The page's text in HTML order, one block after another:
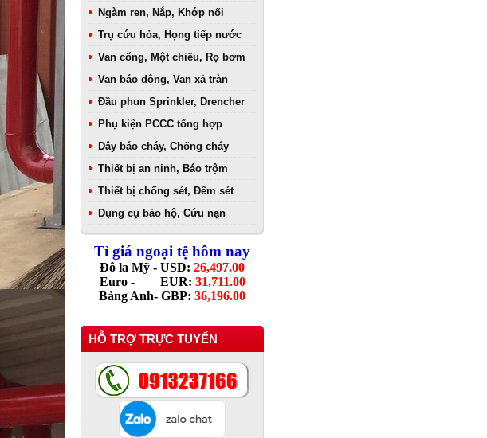
Ngàm ren, Nắp, Khớp nối
Trụ cứu hỏa, Họng tiếp nước
Van cổng, Một chiều, Rọ bơm
Van báo động, Van xả tràn
Đầu phun Sprinkler, Drencher
Phụ kiện PCCC tổng hợp
Dây báo cháy, Chống cháy
Thiết bị an ninh, Báo trộm
Thiết bị chống sét, Đếm sét
Dụng cụ bảo hộ, Cứu nạn
Tỉ giá ngoại tệ hôm nay
Đô la Mỹ - USD: 26,497.00
Euro - EUR: 31,711.00
Bảng Anh- GBP: 36,196.00
HỖ TRỢ TRỰC TUYẾN